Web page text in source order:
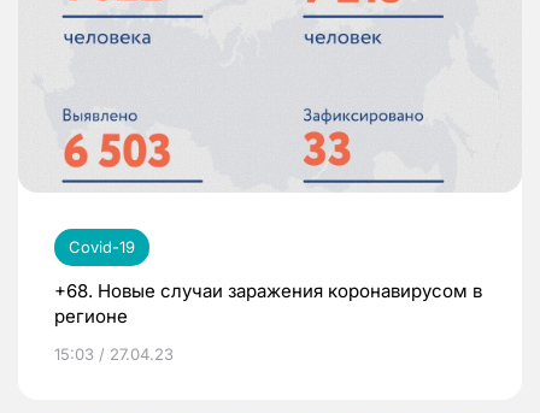
Covid-19
+68. Новые случаи заражения коронавирусом в
регионе
15:03 / 27.04.23